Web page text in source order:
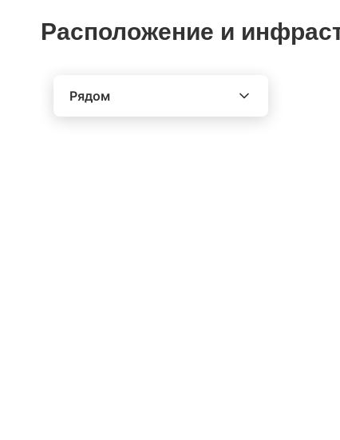
Расположение и
Рядом